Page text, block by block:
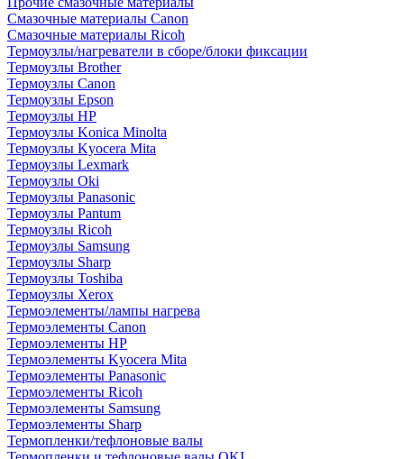
Смазочные материалы Canon
Смазочные материалы Ricoh
Термоузлы/нагреватели в сборе/блоки фиксации
Термоузлы Brother
Термоузлы Canon
Термоузлы Epson
Термоузлы HP
Термоузлы Konica Minolta
Термоузлы Kyocera Mita
Термоузлы Lexmark
Термоузлы Oki
Термоузлы Panasonic
Термоузлы Pantum
Термоузлы Ricoh
Термоузлы Samsung
Термоузлы Sharp
Термоузлы Toshiba
Термоузлы Xerox
Термоэлементы/лампы нагрева
Термоэлементы Canon
Термоэлементы HP
Термоэлементы Kyocera Mita
Термоэлементы Panasonic
Термоэлементы Ricoh
Термоэлементы Samsung
Термоэлементы Sharp
Термопленки/тефлоновые валы